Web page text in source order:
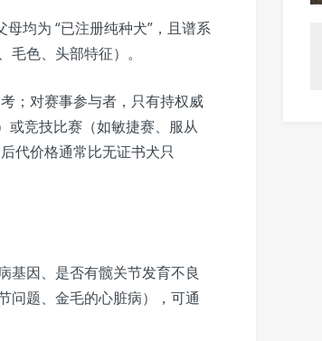
均为 “已注册纯种犬”，且谱系
色、头部特征）。
；对赛事参与者，只有持权威
或竞技比赛（如敏捷赛、服从
代价格通常比无证书犬只
基因、是否有髋关节发育不良
问题、金毛的心脏病），可通